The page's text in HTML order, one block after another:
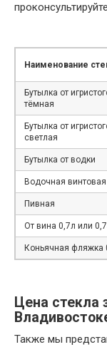
Наименование
Бутылка от
тёмная
Бутылка от
светлая
Бутылка от водки
Водочная винтовая
Пивная
От вина 0,7л или
Коньячная фляжка
Цена стекла
Также мы